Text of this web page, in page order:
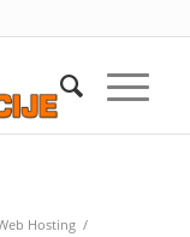
Hosting /